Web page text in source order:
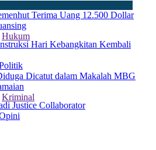
Terima Uang 12.500 Dollar
Hukum
Dicatut dalam Makalah MBG
Kriminal
Hari Kebangkitan Kembali
Justice Collaborator